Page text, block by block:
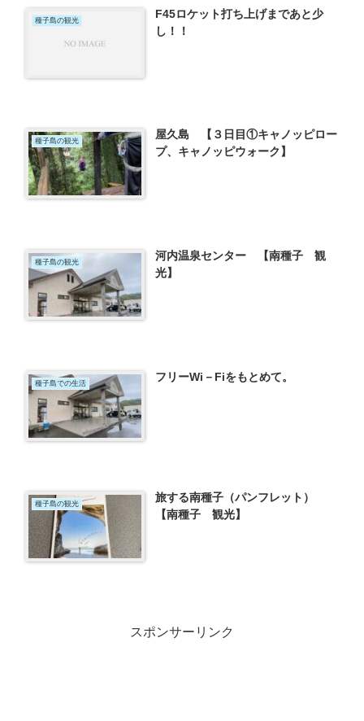
種子島の観光
F45ロケット打ち上げまであと少
し！！
種子島の観光
屋久島 【３日目①キャノッピロー
プ、キャノッピウォーク】
種子島の観光
河内温泉センター 【南種子 観
光】
種子島での生活 フリーWi－Fiをもとめて。
種子島の観光
旅する南種子（パンフレット）
【南種子 観光】
スポンサーリンク